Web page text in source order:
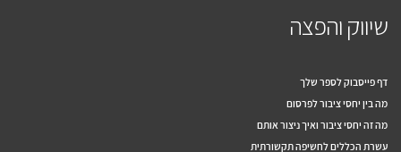
שיווק והפצה
דף פייסבוק לספר שלך
מה בין יחסי ציבור לפרסום
מה זה יחסי ציבור ואיך ניצור אותם